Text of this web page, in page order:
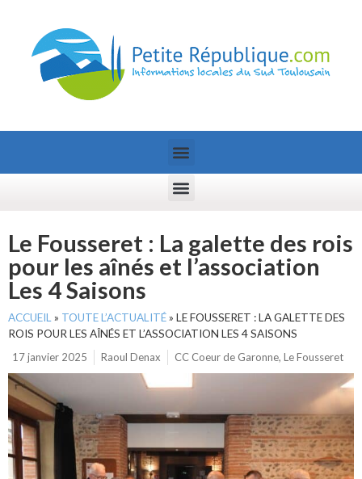
Le Fousseret : La galette des rois
pour les aînés et l’association
Les 4 Saisons
ACCUEIL » TOUTE L’ACTUALITÉ» LE FOUSSERET : LA GALETTE DES
ROIS POUR LES AÎNÉS ET L’ASSOCIATION LES 4 SAISONS
17 janvier 2025
Raoul Denax CC Coeur de Garonne, Le Fousseret